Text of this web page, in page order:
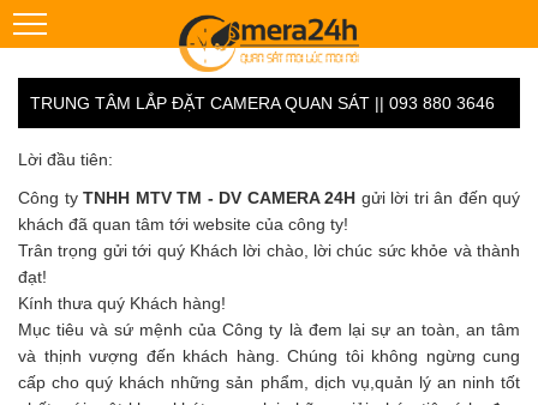
TRUNG TÂM LẮP ĐẶT CAMERA QUAN SÁT || 093 880 3646
Lời đầu tiên:
Công ty TNHH MTV TM - DV CAMERA 24H gửi lời tri ân đến quý
khách đã quan tâm tới website của công ty!
Trân trọng gửi tới quý Khách lời chào, lời chúc sức khỏe và thành
đạt!
Kính thưa quý Khách hàng!
Mục tiêu và sứ mệnh của Công ty là đem lại sự an toàn, an tâm
và thịnh vượng đến khách hàng. Chúng tôi không ngừng cung
cấp cho quý khách những sản phẩm, dịch vụ,quản lý an ninh tốt